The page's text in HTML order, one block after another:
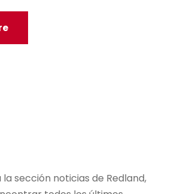
la sección noticias de Redland,